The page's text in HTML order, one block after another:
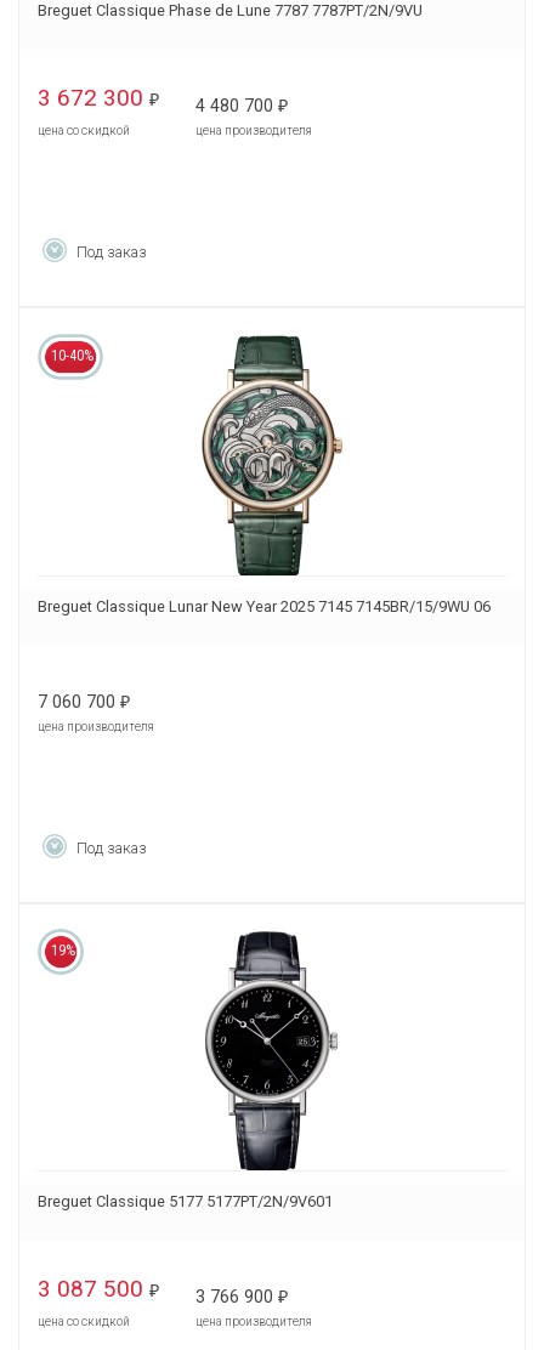
Breguet Classique Phase de Lune 7787 7787PT/2N/9VU
3 672 300 ₽
цена со скидкой
4 480 700 ₽
цена производителя
Под заказ
10-40%
Breguet Classique Lunar New Year 2025 7145 7145BR/15/9WU 06
7 060 700 ₽
цена производителя
Под заказ
19%
Breguet Classique 5177 5177PT/2N/9V601
3 087 500 ₽
цена со скидкой
3 766 900 ₽
цена производителя